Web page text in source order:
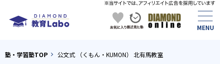
塾・学習塾TOP 公文式 （くもん・KUMON） 北有馬教室